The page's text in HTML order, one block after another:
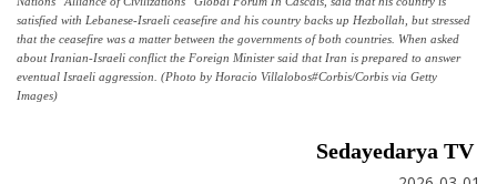
satisfied with Lebanese-Israeli ceasefire and his country backs up Hezbollah, but stressed
that the ceasefire was a matter between the governments of both countries. When asked
about Iranian-Israeli conflict the Foreign Minister said that Iran is prepared to answer
eventual Israeli aggression. (Photo by Horacio Villalobos#Corbis/Corbis via Getty
Images)
Sedayedarya TV